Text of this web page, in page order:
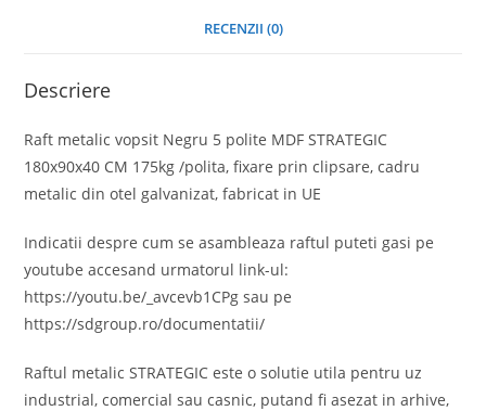
RECENZII (0)
Descriere
Raft metalic vopsit Negru 5 polite MDF STRATEGIC
180x90x40 CM 175kg /polita, fixare prin clipsare, cadru
metalic din otel galvanizat, fabricat in UE
Indicatii despre cum se asambleaza raftul puteti gasi pe
youtube accesand urmatorul link-ul:
https://youtu.be/_avcevb1CPg sau pe
https://sdgroup.ro/documentatii/
Raftul metalic STRATEGIC este o solutie utila pentru uz
industrial, comercial sau casnic, putand fi asezat in arhive,